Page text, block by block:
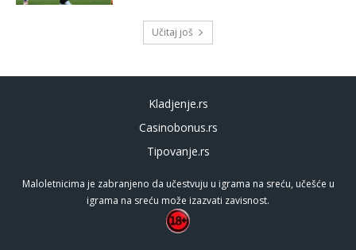
Učitaj još
Kladjenje.rs
Casinobonus.rs
Tipovanje.rs
Maloletnicima je zabranjeno da učestvuju u igrama na sreću, učešće u
igrama na sreću može izazvati zavisnost.